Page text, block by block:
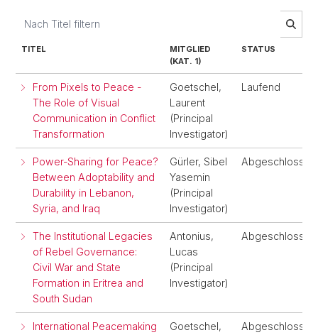
TITEL
MITGLIED
(KAT. 1)
STATUS
From Pixels to Peace -
The Role of Visual
Communication in Conflict
Transformation
Goetschel,
Laurent
(Principal
Investigator)
Laufend
Power-Sharing for Peace?
Between Adoptability and
Durability in Lebanon,
Syria, and Iraq
Gürler, Sibel
Yasemin
(Principal
Investigator)
Abgeschlossen
The Institutional Legacies
of Rebel Governance:
Civil War and State
Formation in Eritrea and
South Sudan
Antonius,
Lucas
(Principal
Investigator)
Abgeschlossen
International Peacemaking
Goetschel,
Abgeschlossen